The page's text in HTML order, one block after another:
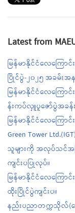
Latest from
မြန်မာနိုင်ငံလေကြေ
ပြိုင်ပွဲ-၂၀၂၅ အခမ်းအန
မြန်မာနိုင်ငံလေကြေ
န်းကပ်လှူပူဇော်ပွဲအခန်
မြန်မာနိုင်ငံလေကြေ
Green Tower
သူများကို အလုပ်သင်အဖ
ကျင်းပပြုလုပ်။
မြန်မာနိုင်ငံလေကြေ
ထိုးပြိုင်ပွဲကျင်းပ။
နည်းပညာတက္ကသိုလ်(